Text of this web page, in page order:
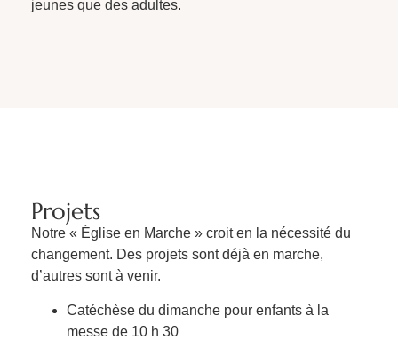
jeunes que des adultes.
Projets
Notre « Église en Marche » croit en la nécessité du
changement. Des projets sont déjà en marche,
d’autres sont à venir.
Catéchèse du dimanche pour enfants à la
messe de 10 h 30